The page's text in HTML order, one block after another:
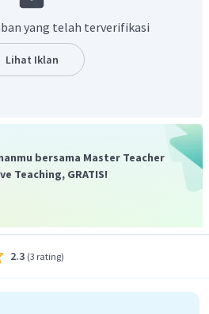
dari pukulan bola kasti.
dilihat bahwa persegi panjang
no 2 yaitu kurang lebih 10 meter
bola kasti kurang lebih
pukulan bola kasti ke-2.
yang telah terverifikasi
Lihat Iklan
bersama Master Teacher
Teaching, GRATIS!
2.3 (3 rating)